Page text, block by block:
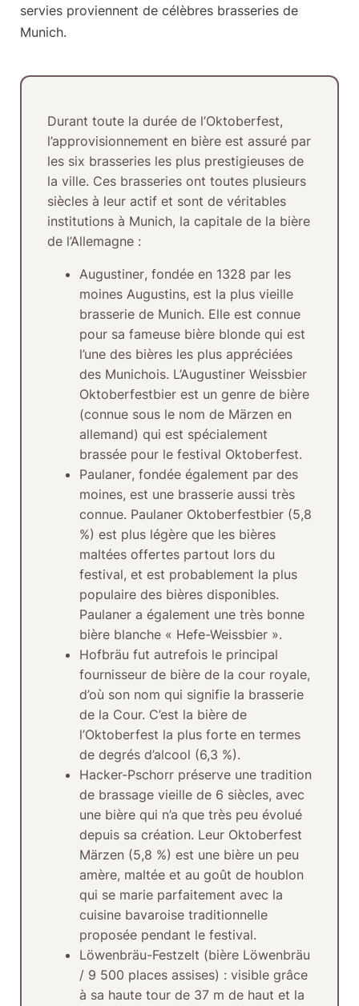
servies proviennent de célèbres brasseries de
Munich.
Durant toute la durée de l’Oktoberfest,
l’approvisionnement en bière est assuré par
les six brasseries les plus prestigieuses de
la ville. Ces brasseries ont toutes plusieurs
siècles à leur actif et sont de véritables
institutions à Munich, la capitale de la bière
de l’Allemagne :
Augustiner, fondée en 1328 par les
moines Augustins, est la plus vieille
brasserie de Munich. Elle est connue
pour sa fameuse bière blonde qui est
l’une des bières les plus appréciées
des Munichois. L’Augustiner Weissbier
Oktoberfestbier est un genre de bière
(connue sous le nom de Märzen en
allemand) qui est spécialement
brassée pour le festival Oktoberfest.
Paulaner, fondée également par des
moines, est une brasserie aussi très
connue. Paulaner Oktoberfestbier (5,8
%) est plus légère que les bières
maltées offertes partout lors du
festival, et est probablement la plus
populaire des bières disponibles.
Paulaner a également une très bonne
bière blanche « Hefe-Weissbier ».
Hofbräu fut autrefois le principal
fournisseur de bière de la cour royale,
d’où son nom qui signifie la brasserie
de la Cour. C’est la bière de
l’Oktoberfest la plus forte en termes
de degrés d’alcool (6,3 %).
Hacker-Pschorrpréserve une tradition
de brassage vieille de 6 siècles, avec
une bière qui n’a que très peu évolué
depuis sa création. Leur Oktoberfest
Märzen (5,8 %) est une bière un peu
amère, maltée et au goût de houblon
qui se marie parfaitement avec la
cuisine bavaroise traditionnelle
proposée pendant le festival.
Löwenbräu-Festzelt (bière Löwenbräu
/ 9 500 places assises) : visible grâce
à sa haute tour de 37 m de haut et la